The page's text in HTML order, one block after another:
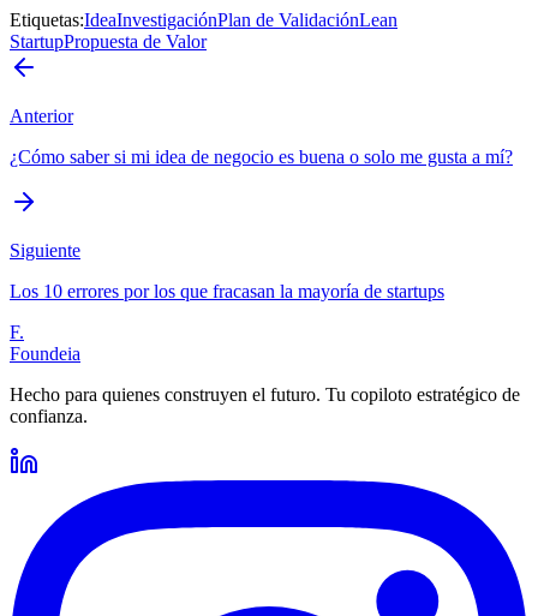
Etiquetas:IdeaInvestigaciónPlan de ValidaciónLean
StartupPropuesta de Valor
Anterior
¿Cómo saber si mi idea de negocio es buena o solo me gusta a mí?
Siguiente
Los 10 errores por los que fracasan la mayoría de startups
F.
Foundeia
Hecho para quienes construyen el futuro. Tu copiloto estratégico de
confianza.